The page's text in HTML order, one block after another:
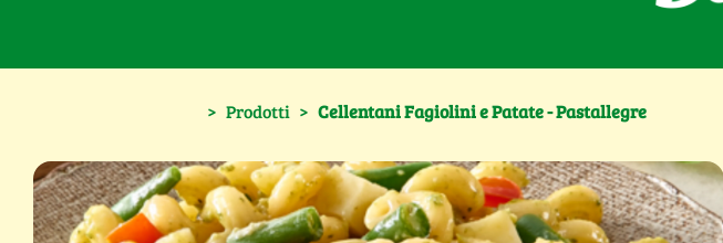
> Prodotti > Cellentani Fagiolini e Patate - Pastallegre